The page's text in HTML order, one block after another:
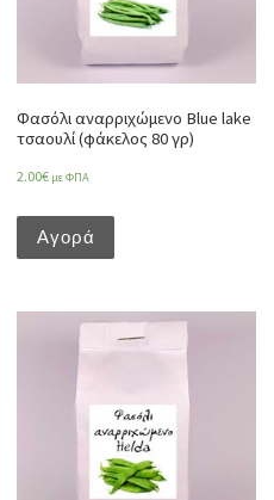
Φασόλι αναρριχώμενο Blue lake
τσαουλί (φάκελος 80 γρ)
2.00€ με ΦΠΑ
Αγορά